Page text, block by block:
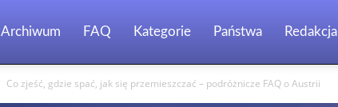
Archiwum FAQ Kategorie Państwa Redakcja
Co zjeść, gdzie spać, jak się przemieszczać – podróżnicze FAQ o Austrii